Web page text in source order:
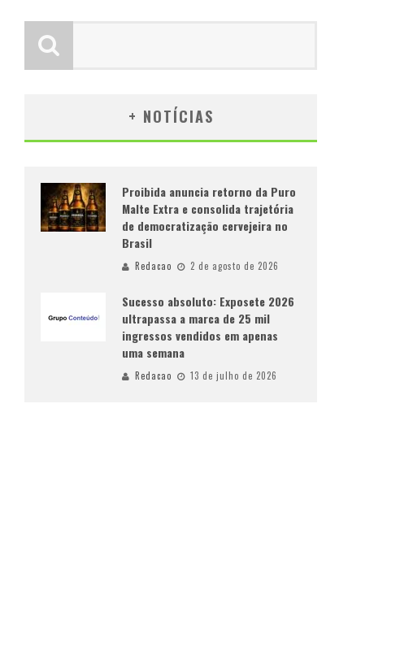
+ NOTÍCIAS
Proibida anuncia retorno da Puro
Malte Extra e consolida trajetória
de democratização cervejeira no
Brasil
Redacao 2 de agosto de 2026
Sucesso absoluto: Exposete 2026
ultrapassa a marca de 25 mil
ingressos vendidos em apenas
uma semana
Redacao 13 de julho de 2026